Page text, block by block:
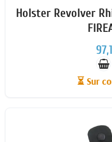
Holster Revolver
⏳ Sur